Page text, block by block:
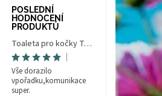
POSLEDNÍ
HODNOCENÍ
PRODUKTŮ
Toaleta pro kočky Trés Chic Indoor Filter, krytá - kočičí WC s filtrem, holubí šedá/bílá
|
Vše dorazilo
vpořadku,komunikace
super.